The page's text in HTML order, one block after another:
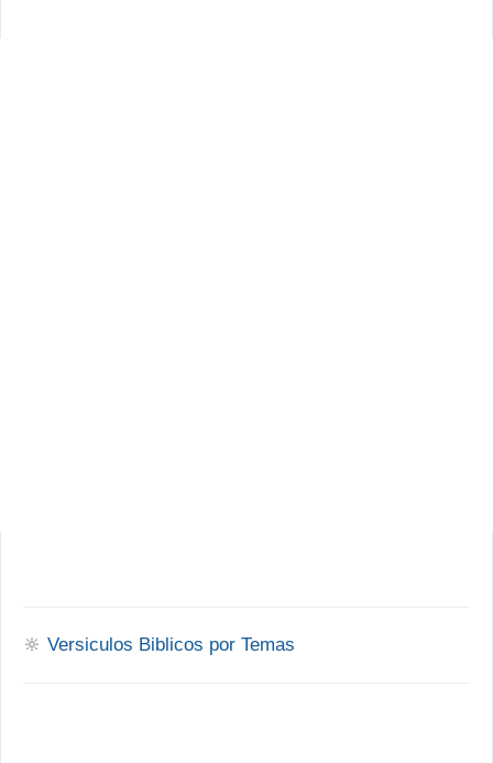
🔆 Versiculos Biblicos por Temas